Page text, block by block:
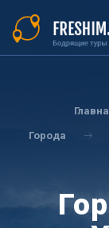
основному
содержанию
Города